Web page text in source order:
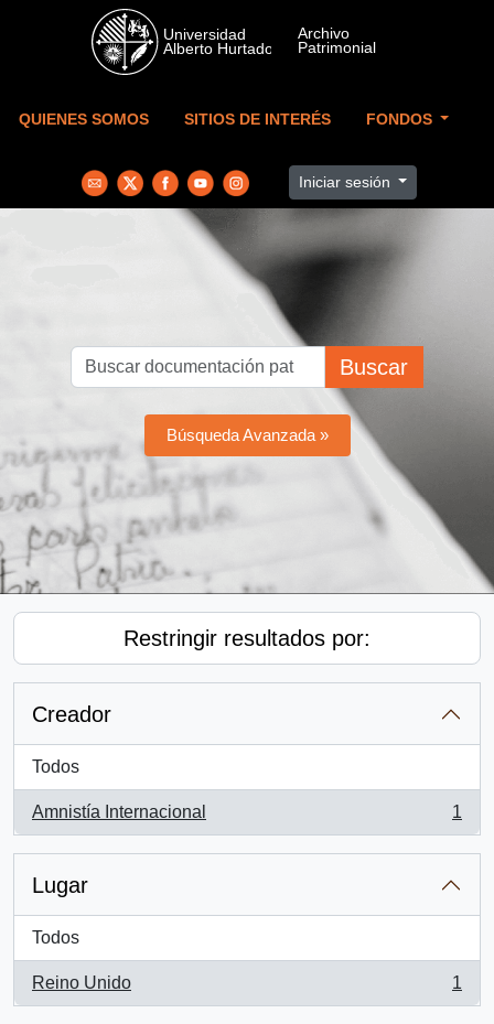
Skip to main content
QUIENES SOMOS SITIOS DE INTERÉS FONDOS
Iniciar sesión
Buscar
Búsqueda Avanzada »
Restringir resultados por:
Creador
Todos
Amnistía Internacional
, 1 resultados
1
Lugar
Todos
Reino Unido
, 1 resultados
1